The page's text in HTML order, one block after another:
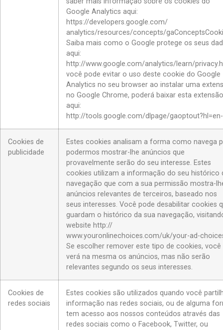
Google Analytics aqui:
https://developers.google.com/
analytics/resources/concepts/
Saiba mais como o Google protege os seus
aqui:
http://www.google.com/analytics/learn/
você pode evitar o uso deste cookie do Google
Analytics no seu browser ao instalar uma
no Google Chrome, poderá baixar esta extensão
aqui:
http://tools.google.com/dlpage/
Cookies de
publicidade
Estes cookies analisam a forma como navega
podermos mostrar-lhe anúncios que
provavelmente serão do seu interesse. Estes
cookies utilizam a informação do seu histórico
navegação que com a sua permissão mostra-
anúncios relevantes de terceiros, baseado nos
seus interesses. Você pode desabilitar cookies
guardam o histórico da sua navegação,
website http://
www.youronlinechoices.com/uk/your-ad-
Se escolher remover este tipo de cookies, você
verá na mesma os anúncios, mas não serão
relevantes segundo os seus interesses.
Cookies de
redes sociais
Estes cookies são utilizados quando você
informação nas redes sociais, ou de alguma
tem acesso aos nossos conteúdos através das
redes sociais como o Facebook, Twitter, ou